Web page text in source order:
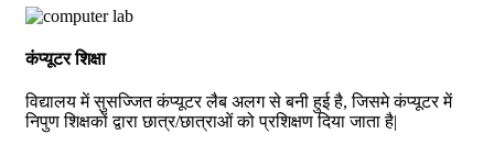
कंप्यूटर शिक्षा
विद्यालय में सुसज्जित कंप्यूटर लैब अलग से बनी हुई है, जिसमे कंप्यूटर में
निपुण शिक्षकों द्वारा छात्र/छात्राओं को प्रशिक्षण दिया जाता है|